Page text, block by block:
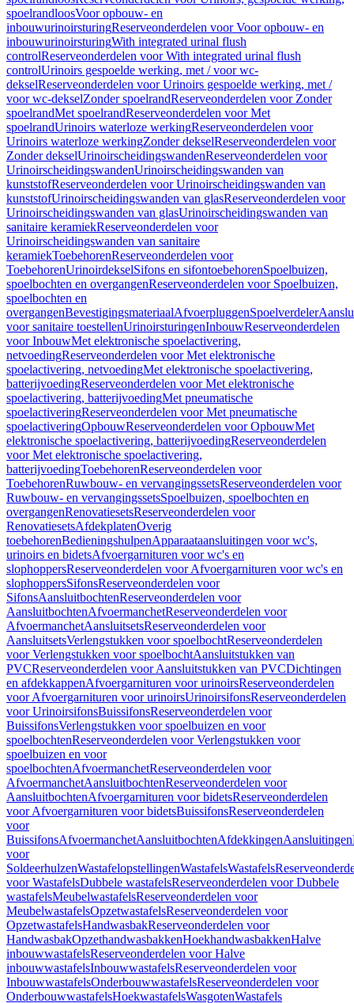
spoelrandloosVoor opbouw- en
inbouwurinoirsturingReserveonderdelen voor Voor opbouw- en
inbouwurinoirsturingWith integrated urinal flush
controlReserveonderdelen voor With integrated urinal flush
controlUrinoirs gespoelde werking, met / voor wc-
dekselReserveonderdelen voor Urinoirs gespoelde werking, met /
voor wc-dekselZonder spoelrandReserveonderdelen voor Zonder
spoelrandMet spoelrandReserveonderdelen voor Met
spoelrandUrinoirs waterloze werkingReserveonderdelen voor
Urinoirs waterloze werkingZonder dekselReserveonderdelen voor
Zonder dekselUrinoirscheidingswandenReserveonderdelen voor
UrinoirscheidingswandenUrinoirscheidingswanden van
kunststofReserveonderdelen voor Urinoirscheidingswanden van
kunststofUrinoirscheidingswanden van glasReserveonderdelen voor
Urinoirscheidingswanden van glasUrinoirscheidingswanden van
sanitaire keramiekReserveonderdelen voor
Urinoirscheidingswanden van sanitaire
keramiekToebehorenReserveonderdelen voor
ToebehorenUrinoirdekselSifons en sifontoebehorenSpoelbuizen,
spoelbochten en overgangenReserveonderdelen voor Spoelbuizen,
spoelbochten en
overgangenBevestigingsmateriaalAfvoerpluggenSpoelverdeler
voor sanitaire toestellenUrinoirsturingenInbouwReserveonderdelen
voor InbouwMet elektronische spoelactivering,
netvoedingReserveonderdelen voor Met elektronische
spoelactivering, netvoedingMet elektronische spoelactivering,
batterijvoedingReserveonderdelen voor Met elektronische
spoelactivering, batterijvoedingMet pneumatische
spoelactiveringReserveonderdelen voor Met pneumatische
spoelactiveringOpbouwReserveonderdelen voor OpbouwMet
elektronische spoelactivering, batterijvoedingReserveonderdelen
voor Met elektronische spoelactivering,
batterijvoedingToebehorenReserveonderdelen voor
ToebehorenRuwbouw- en vervangingssetsReserveonderdelen voor
Ruwbouw- en vervangingssetsSpoelbuizen, spoelbochten en
overgangenRenovatiesetsReserveonderdelen voor
RenovatiesetsAfdekplatenOverig
toebehorenBedieningshulpenApparaataansluitingen voor wc's,
urinoirs en bidetsAfvoergarnituren voor wc's en
slophoppersReserveonderdelen voor Afvoergarnituren voor wc's en
slophoppersSifonsReserveonderdelen voor
SifonsAansluitbochtenReserveonderdelen voor
AansluitbochtenAfvoermanchetReserveonderdelen voor
AfvoermanchetAansluitsetsReserveonderdelen voor
AansluitsetsVerlengstukken voor spoelbochtReserveonderdelen
voor Verlengstukken voor spoelbochtAansluitstukken van
PVCReserveonderdelen voor Aansluitstukken van PVCDichtingen
en afdekkappenAfvoergarnituren voor urinoirsReserveonderdelen
voor Afvoergarnituren voor urinoirsUrinoirsifonsReserveonderdelen
voor UrinoirsifonsBuissifonsReserveonderdelen voor
BuissifonsVerlengstukken voor spoelbuizen en voor
spoelbochtenReserveonderdelen voor Verlengstukken voor
spoelbuizen en voor
spoelbochtenAfvoermanchetReserveonderdelen voor
AfvoermanchetAansluitbochtenReserveonderdelen voor
AansluitbochtenAfvoergarnituren voor bidetsReserveonderdelen
voor Afvoergarnituren voor bidetsBuissifonsReserveonderdelen
voor
BuissifonsAfvoermanchetAansluitbochtenAfdekkingenAansluitingen
voor
SoldeerhulzenWastafelopstellingenWastafelsWastafels
voor WastafelsDubbele wastafelsReserveonderdelen voor Dubbele
wastafelsMeubelwastafelsReserveonderdelen voor
MeubelwastafelsOpzetwastafelsReserveonderdelen voor
OpzetwastafelsHandwasbakReserveonderdelen voor
HandwasbakOpzethandwasbakkenHoekhandwasbakkenHalve
inbouwwastafelsReserveonderdelen voor Halve
inbouwwastafelsInbouwwastafelsReserveonderdelen voor
InbouwwastafelsOnderbouwwastafelsReserveonderdelen voor
OnderbouwwastafelsHoekwastafelsWasgotenWastafels